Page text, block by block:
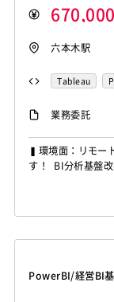
670,000
六本木駅
Tableau
業務委託
▍環境面：リモー
す！ BI分析基盤
計・開発 ・既存
PowerBI/経営BI